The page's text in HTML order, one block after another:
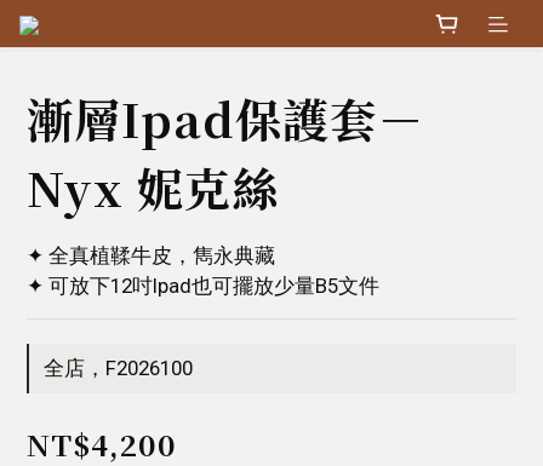
漸層Ipad保護套－
Nyx 妮克絲
✦ 全真植鞣牛皮，雋永典藏
✦ 可放下12吋Ipad也可擺放少量B5文件
全店，F2026100
NT$4,200